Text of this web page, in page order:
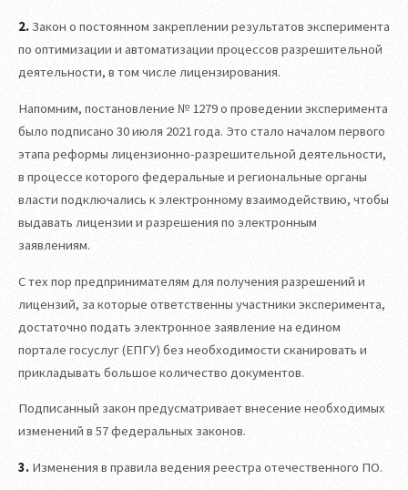
2.Закон о постоянном закреплении результатов эксперимента
по оптимизации и автоматизации процессов разрешительной
деятельности, в том числе лицензирования.
Напомним, постановление № 1279 о проведении эксперимента
было подписано 30 июля 2021 года. Это стало началом первого
этапа реформы лицензионно-разрешительной деятельности,
в процессе которого федеральные и региональные органы
власти подключались к электронному взаимодействию, чтобы
выдавать лицензии и разрешения по электронным
заявлениям.
С тех пор предпринимателям для получения разрешений и
лицензий, за которые ответственны участники эксперимента,
достаточно подать электронное заявление на едином
портале госуслуг (ЕПГУ) без необходимости сканировать и
прикладывать большое количество документов.
Подписанный закон предусматривает внесение необходимых
изменений в 57 федеральных законов.
3. Изменения в правила ведения реестра отечественного ПО.